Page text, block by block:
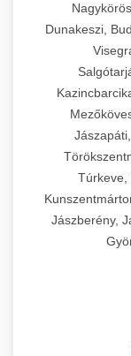
Dunakeszi,
Túrkeve,
Jászberény,